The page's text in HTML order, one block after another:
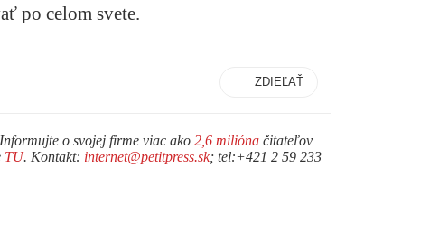
po celom svete.
ZDIEĽAŤ
o svojej firme viac ako 2,6 milióna čitateľov
TU. Kontakt: internet@petitpress.sk; tel:+421 2 59 233